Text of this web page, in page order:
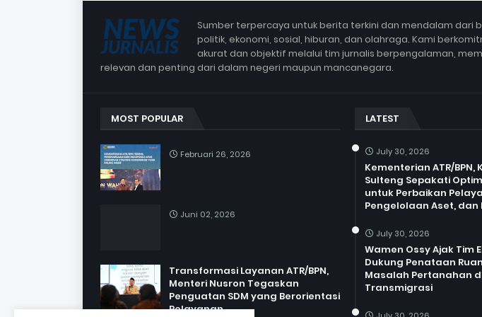
Sumber terpercaya untuk berita terkini dan mendalam dari
politik, ekonomi, sosial, hiburan, dan olahraga. Kami
akurat dan objektif melalui tim jurnalis berpengalaman,
relevan dan penting dari dalam negeri maupun mancanegara.
MOST POPULAR
Februari 26, 2026
Juni 02, 2026
Transformasi Layanan ATR/BPN,
Menteri Nusron Tegaskan
Penguatan SDM yang Berorientasi
Pelayanan
LATEST
July 30, 2026
Kementerian ATR/BPN,
Sulteng Sepakati
untuk Perbaikan
Pengelolaan Aset,
July 30, 2026
Wamen Ossy Ajak Tim
Dukung Penataan
Masalah Pertanahan
Transmigrasi